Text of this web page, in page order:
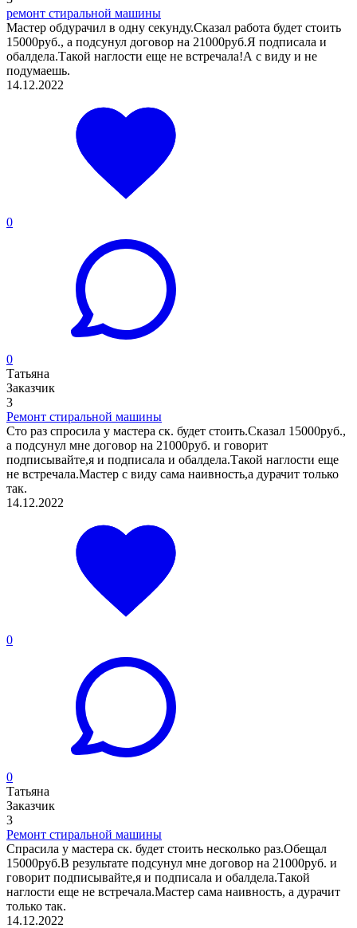
ремонт стиральной машины
Мастер обдурачил в одну секунду.Сказал работа будет стоить
15000руб., а подсунул договор на 21000руб.Я подписала и
обалдела.Такой наглости еще не встречала!А с виду и не
подумаешь.
14.12.2022
0
0
Татьяна
Заказчик
3
Ремонт стиральной машины
Сто раз спросила у мастера ск. будет стоить.Сказал 15000руб.,
а подсунул мне договор на 21000руб. и говорит
подписывайте,я и подписала и обалдела.Такой наглости еще
не встречала.Мастер с виду сама наивность,а дурачит только
так.
14.12.2022
0
0
Татьяна
Заказчик
3
Ремонт стиральной машины
Спрасила у мастера ск. будет стоить несколько раз.Обещал
15000руб.В результате подсунул мне договор на 21000руб. и
говорит подписывайте,я и подписала и обалдела.Такой
наглости еще не встречала.Мастер сама наивность, а дурачит
только так.
14.12.2022